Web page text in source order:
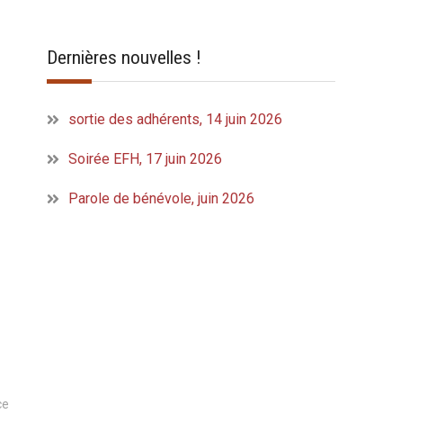
Dernières nouvelles !
sortie des adhérents, 14 juin 2026
Soirée EFH, 17 juin 2026
Parole de bénévole, juin 2026